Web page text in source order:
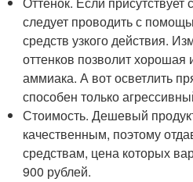
следует проводить с
средств узкого действия.
оттенков позволит хорошая
аммиака. А вот осветлить
способен только
Стоимость. Дешевый
качественным, поэтому
средствам, цена которых
900 рублей.